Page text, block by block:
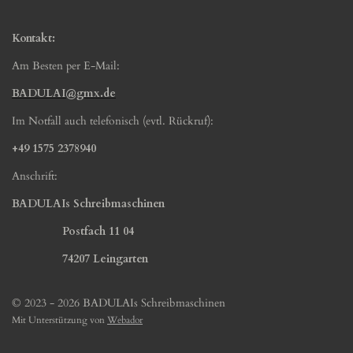
Kontakt:
Am Besten per E-Mail:
BADULAI@gmx.de
Im Notfall auch telefonisch (evtl. Rückruf):
+49 1575 2378940
Anschrift:
BADULAIs Schreibmaschinen
Postfach 11 04
74207 Leingarten
© 2023 - 2026 BADULAIs Schreibmaschinen
Mit Unterstützung von Webador